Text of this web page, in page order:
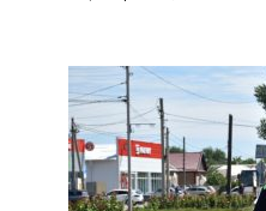
женщине с
трассе М-4
07 августа 2026
В Батайске в